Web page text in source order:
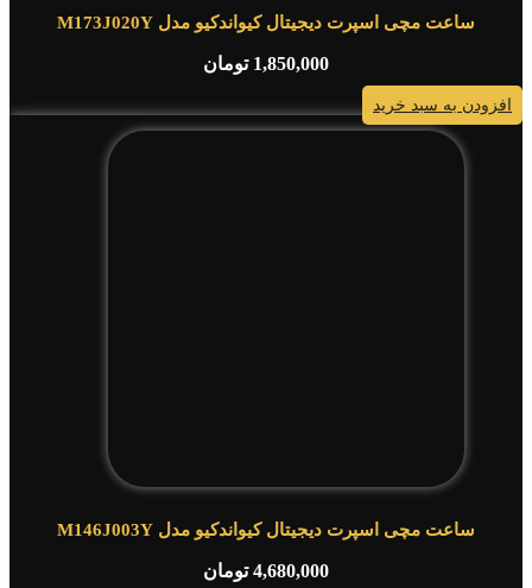
ساعت مچی اسپرت دیجیتال کیواندکیو مدل M173J020Y
1,850,000 تومان
افزودن به سبد خرید
ساعت مچی اسپرت دیجیتال کیواندکیو مدل M146J003Y
4,680,000 تومان